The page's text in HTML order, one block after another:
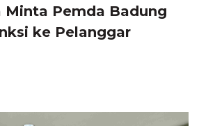
Minta Pemda Badung
ke Pelanggar